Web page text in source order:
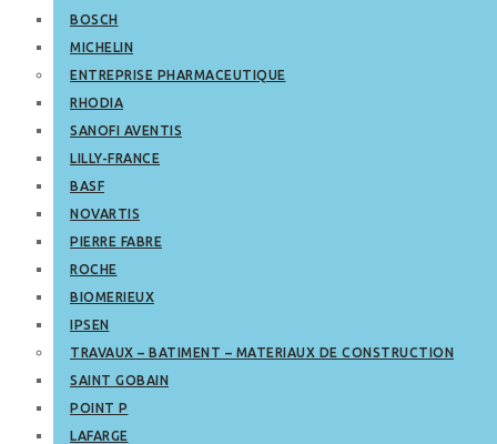
BOSCH
MICHELIN
ENTREPRISE PHARMACEUTIQUE
RHODIA
SANOFI AVENTIS
LILLY-FRANCE
BASF
NOVARTIS
PIERRE FABRE
ROCHE
BIOMERIEUX
IPSEN
TRAVAUX – BATIMENT – MATERIAUX DE CONSTRUCTION
SAINT GOBAIN
POINT P
LAFARGE